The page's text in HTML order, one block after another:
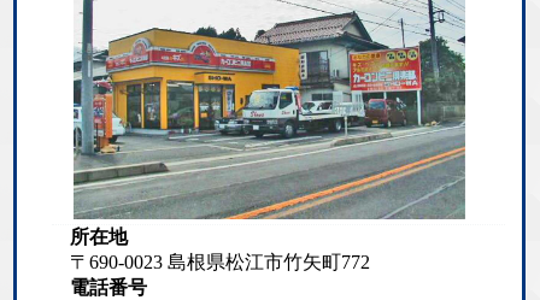
所在地
〒690-0023 島根県松江市竹矢町772
電話番号